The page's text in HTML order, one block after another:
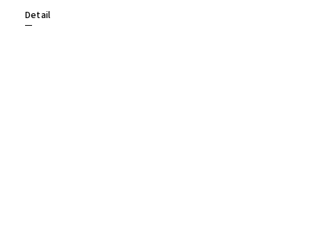
Detail